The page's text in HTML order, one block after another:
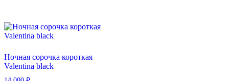
Опции
можно
на
странице
товара.
Ночная сорочка короткая
Valentina black